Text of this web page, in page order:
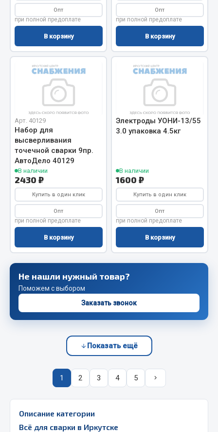
Система охлаждения
Сцепление
Показать ещё
Весь раздел
Запчасти SHAANXI (SHACMAN)
Система питания
Тормозная система
Колеса и шины
Система охлаждения
Подвеска
Кабина
Оперение кабины
Показать ещё
Весь раздел
Подвеска
Тормозная система
Электрооборудование
Показать ещё
Опт
при полной предоплате
В корзину
Опт
при полной предоплате
В корзину
Арт. 40129
Набор для
высверливания
точечной сварки 9пр.
АвтоДело 40129
В наличии
2430 ₽
Купить в один клик
Опт
при полной предоплате
В корзину
Электроды УОНИ-13/55
3.0 упаковка 4.5кг
В наличии
1600 ₽
Купить в один клик
Опт
при полной предоплате
В корзину
Не нашли нужный товар?
Поможем с выбором
Заказать звонок
Показать ещё
1 2 3 4 5
Описание категории
Всё для сварки в Иркутске